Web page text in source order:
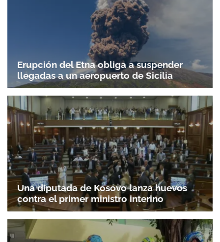
Erupción del Etna obliga a suspender
llegadas a un aeropuerto de Sicilia
Una diputada de Kosovo lanza huevos
contra el primer ministro interino